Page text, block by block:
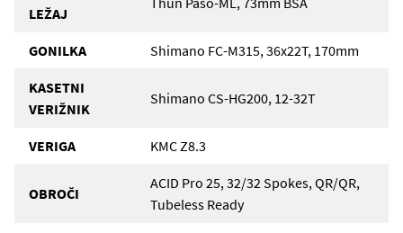
LEŽAJ
GONILKA Shimano FC-M315, 36x22T, 170mm
KASETNI
VERIŽNIK
Shimano CS-HG200, 12-32T
VERIGA KMC Z8.3
OBROČI
ACID Pro 25, 32/32 Spokes, QR/QR,
Tubeless Ready